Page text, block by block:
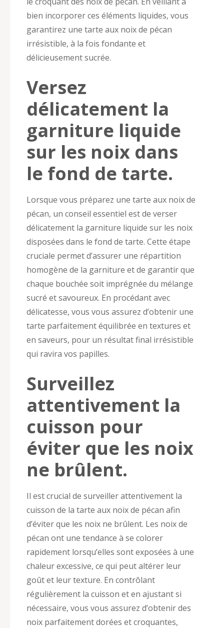
bien incorporer ces éléments liquides, vous
garantirez une tarte aux noix de pécan
irrésistible, à la fois fondante et
délicieusement sucrée.
Versez
délicatement la
garniture liquide
sur les noix dans
le fond de tarte.
Lorsque vous préparez une tarte aux noix de
pécan, un conseil essentiel est de verser
délicatement la garniture liquide sur les noix
disposées dans le fond de tarte. Cette étape
cruciale permet d’assurer une répartition
homogène de la garniture et de garantir que
chaque bouchée soit imprégnée du mélange
sucré et savoureux. En procédant avec
délicatesse, vous vous assurez d’obtenir une
tarte parfaitement équilibrée en textures et
en saveurs, pour un résultat final irrésistible
qui ravira vos papilles.
Surveillez
attentivement la
cuisson pour
éviter que les noix
ne brûlent.
Il est crucial de surveiller attentivement la
cuisson de la tarte aux noix de pécan afin
d’éviter que les noix ne brûlent. Les noix de
pécan ont une tendance à se colorer
rapidement lorsqu’elles sont exposées à une
chaleur excessive, ce qui peut altérer leur
goût et leur texture. En contrôlant
régulièrement la cuisson et en ajustant si
nécessaire, vous vous assurez d’obtenir des
noix parfaitement dorées et croquantes,